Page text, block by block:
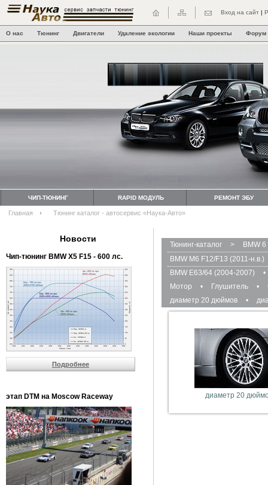
Вход на сайт |
О нас Тюнинг Двигатели Удаление экологии Наши проекты Форум
ЧИП-ТЮНИНГ RAPID МОДУЛЬ РЕМОНТ ЭБУ
Главная Тюнинг каталог - автосервис «Наука-Авто»
Новости
Чип-тюнинг BMW Х5 F15 - 600 лс.
Подробнее
этап DTM на Moscow Raceway
Тюнинг-каталог >
BMW
BMW M6 F12/F13 (2011-н.в.)
BMW E63/64 (2004-2007)
•
Мотор
• Глушитель •
диаметр 20 дюймов
•
диаметр 20